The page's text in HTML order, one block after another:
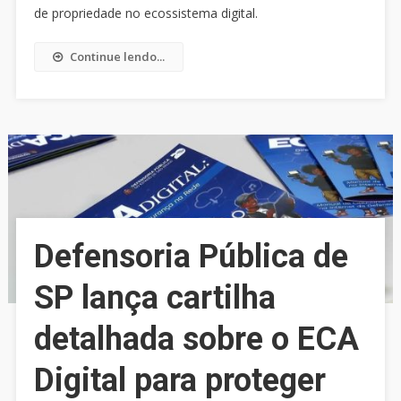
de propriedade no ecossistema digital.
Continue lendo...
Defensoria Pública de
SP lança cartilha
detalhada sobre o ECA
Digital para proteger